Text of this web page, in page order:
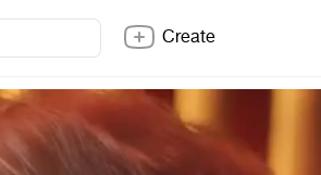
Create